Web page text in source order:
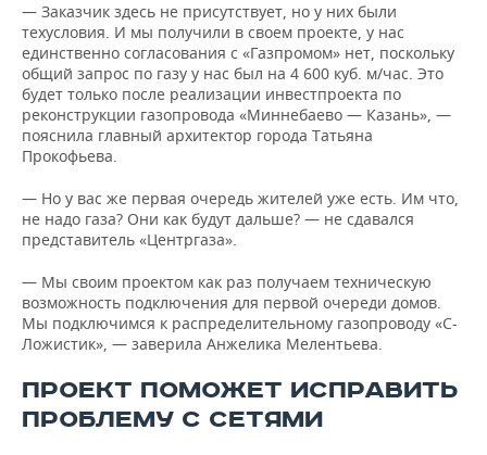
— Заказчик здесь не присутствует, но у них были
техусловия. И мы получили в своем проекте, у нас
единственно согласования с «Газпромом» нет, поскольку
общий запрос по газу у нас был на 4 600 куб. м/час. Это
будет только после реализации инвестпроекта по
реконструкции газопровода «Миннебаево — Казань», —
пояснила главный архитектор города Татьяна
Прокофьева.
— Но у вас же первая очередь жителей уже есть. Им что,
не надо газа? Они как будут дальше? — не сдавался
представитель «Центргаза».
— Мы своим проектом как раз получаем техническую
возможность подключения для первой очереди домов.
Мы подключимся к распределительному газопроводу «С-
Ложистик», — заверила Анжелика Мелентьева.
ПРОЕКТ ПОМОЖЕТ ИСПРАВИТЬ
ПРОБЛЕМУ С СЕТЯМИ